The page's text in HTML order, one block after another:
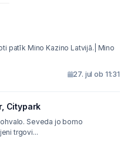
patīk Mino Kazino Latvijā.| Mino
27. jul ob 11:31
Citypark
trgovi...